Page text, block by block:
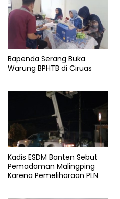
Bapenda Serang Buka
Warung BPHTB di Ciruas
Kadis ESDM Banten Sebut
Pemadaman Malingping
Karena Pemeliharaan PLN